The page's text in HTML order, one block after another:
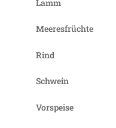
Lamm
Meeresfrüchte
Rind
Schwein
Vorspeise